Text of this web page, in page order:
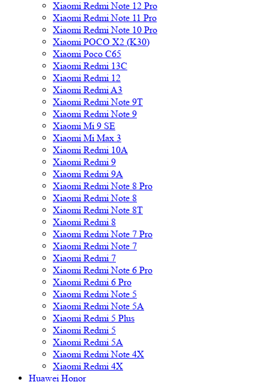
Xiaomi Redmi Note 12 Pro
Xiaomi Redmi Note 11 Pro
Xiaomi Redmi Note 10 Pro
Xiaomi POCO X2 (K30)
Xiaomi Poco C65
Xiaomi Redmi 13C
Xiaomi Redmi 12
Xiaomi Redmi A3
Xiaomi Redmi Note 9T
Xiaomi Redmi Note 9
Xiaomi Mi 9 SE
Xiaomi Mi Max 3
Xiaomi Redmi 10A
Xiaomi Redmi 9
Xiaomi Redmi 9A
Xiaomi Redmi Note 8 Pro
Xiaomi Redmi Note 8
Xiaomi Redmi Note 8T
Xiaomi Redmi 8
Xiaomi Redmi Note 7 Pro
Xiaomi Redmi Note 7
Xiaomi Redmi 7
Xiaomi Redmi Note 6 Pro
Xiaomi Redmi 6 Pro
Xiaomi Redmi Note 5
Xiaomi Redmi Note 5A
Xiaomi Redmi 5 Plus
Xiaomi Redmi 5
Xiaomi Redmi 5A
Xiaomi Redmi Note 4X
Xiaomi Redmi 4X
Huawei Honor